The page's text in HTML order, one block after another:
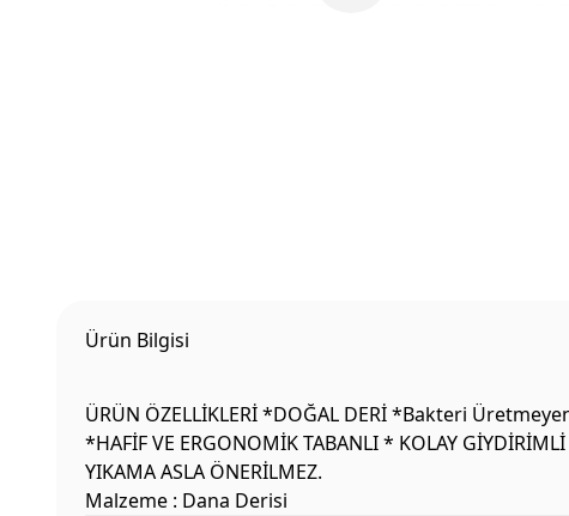
Ürün Bilgisi
ÜRÜN ÖZELLİKLERİ *DOĞAL DERİ *Bakteri
*HAFİF VE ERGONOMİK TABANLI * KOLAY
YIKAMA ASLA ÖNERİLMEZ.
Malzeme : Dana Derisi